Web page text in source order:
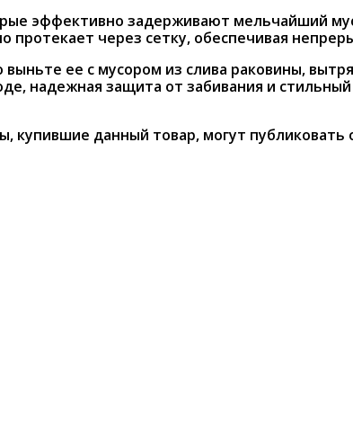
эффективно задерживают мельчайший
протекает через сетку, обеспечивая
выньте ее с мусором из слива раковины,
надежная защита от забивания и
купившие данный товар, могут публиковать